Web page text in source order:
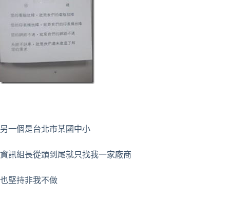
另一個是台北市某國中小
資訊組長從頭到尾就只找我一家廠商
也堅持非我不做